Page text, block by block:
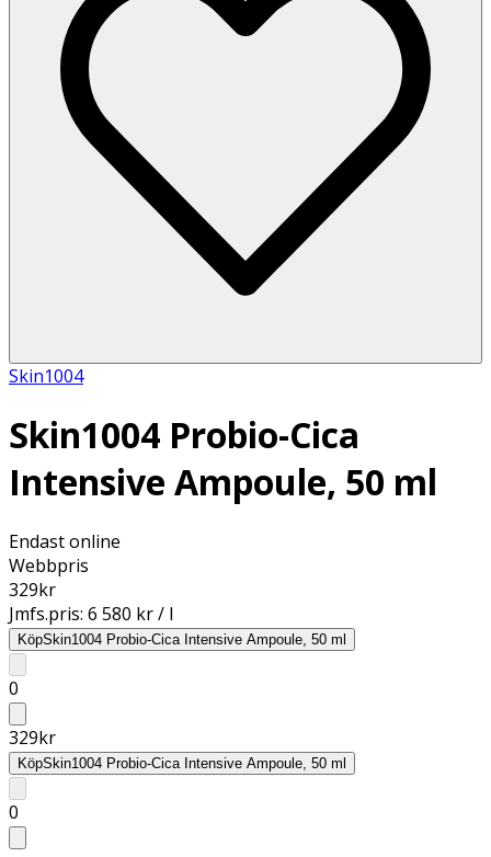
Skin1004
Skin1004 Probio-Cica
Intensive Ampoule, 50 ml
Endast online
Webbpris
329kr
Jmfs.pris: 6 580 kr / l
KöpSkin1004 Probio-Cica Intensive Ampoule, 50 ml
0
329kr
KöpSkin1004 Probio-Cica Intensive Ampoule, 50 ml
0